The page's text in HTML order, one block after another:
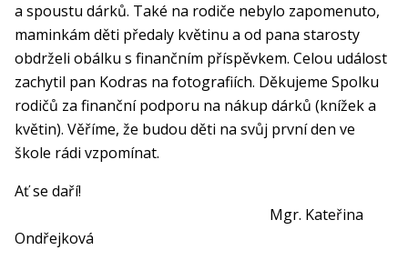
a spoustu dárků. Také na rodiče nebylo zapomenuto,
maminkám děti předaly květinu a od pana starosty
obdrželi obálku s finančním příspěvkem. Celou událost
zachytil pan Kodras na fotografiích. Děkujeme Spolku
rodičů za finanční podporu na nákup dárků (knížek a
květin). Věříme, že budou děti na svůj první den ve
škole rádi vzpomínat.
Ať se daří!
Mgr. Kateřina
Ondřejková